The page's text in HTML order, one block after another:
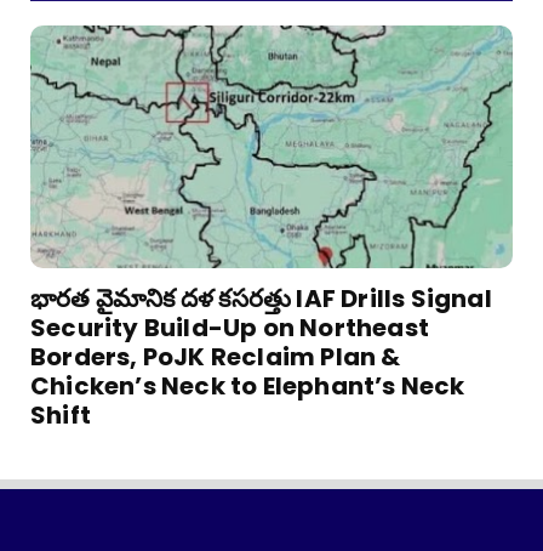
భారత వైమానిక దళ కసరత్తు IAF Drills Signal
Security Build-Up on Northeast
Borders, PoJK Reclaim Plan &
Chicken’s Neck to Elephant’s Neck
Shift